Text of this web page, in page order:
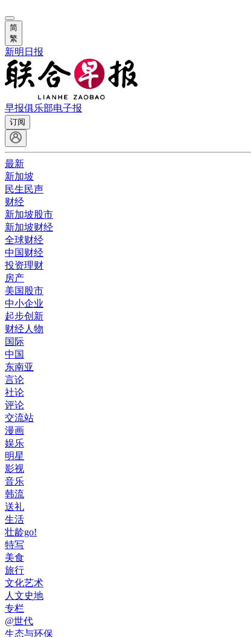
简
繁
新明日报
早报俱乐部电子报
订阅
最新
新加坡
民生民声
财经
新加坡股市
新加坡财经
全球财经
中国财经
投资理财
房产
美国股市
中小企业
起步创新
财经人物
国际
中国
东南亚
言论
社论
评论
交流站
漫画
娱乐
明星
影视
音乐
韩流
送礼
生活
壮龄go!
特写
美食
旅行
文化艺术
人文史地
专栏
@世代
生态与环保